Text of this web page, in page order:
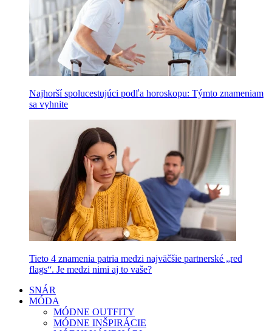
Najhorší spolucestujúci podľa horoskopu: Týmto znameniam
sa vyhnite
Tieto 4 znamenia patria medzi najväčšie partnerské „red
flags“. Je medzi nimi aj to vaše?
SNÁR
MÓDA
MÓDNE OUTFITY
MÓDNE INŠPIRÁCIE